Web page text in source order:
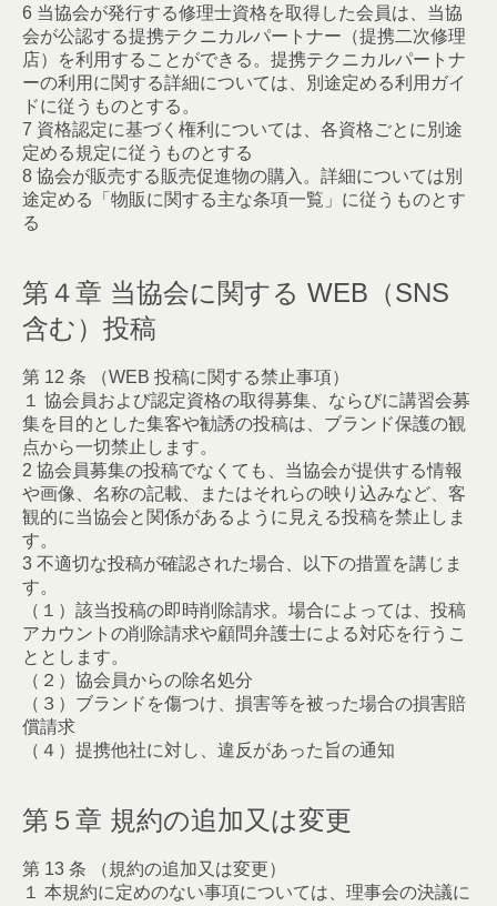
6 当協会が発行する修理士資格を取得した会員は、当協
会が公認する提携テクニカルパートナー（提携二次修理
店）を利用することができる。提携テクニカルパートナ
ーの利用に関する詳細については、別途定める利用ガイ
ドに従うものとする。
7 資格認定に基づく権利については、各資格ごとに別途
定める規定に従うものとする
8 協会が販売する販売促進物の購入。詳細については別
途定める「物販に関する主な条項一覧」に従うものとす
る
第４章 当協会に関する WEB（SNS
含む）投稿
第 12 条 （WEB 投稿に関する禁止事項）
１ 協会員および認定資格の取得募集、ならびに講習会募
集を目的とした集客や勧誘の投稿は、ブランド保護の観
点から一切禁止します。
2 協会員募集の投稿でなくても、当協会が提供する情報
や画像、名称の記載、またはそれらの映り込みなど、客
観的に当協会と関係があるように見える投稿を禁止しま
す。
3 不適切な投稿が確認された場合、以下の措置を講じま
す。
（１）該当投稿の即時削除請求。場合によっては、投稿
アカウントの削除請求や顧問弁護士による対応を行うこ
ととします。
（２）協会員からの除名処分
（３）ブランドを傷つけ、損害等を被った場合の損害賠
償請求
（４）提携他社に対し、違反があった旨の通知
第５章 規約の追加又は変更
第 13 条 （規約の追加又は変更）
１ 本規約に定めのない事項については、理事会の決議に